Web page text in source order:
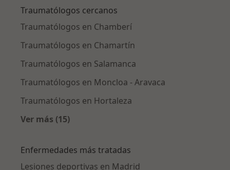
Traumatólogos cercanos
Traumatólogos en Chamberí
Traumatólogos en Chamartín
Traumatólogos en Salamanca
Traumatólogos en Moncloa - Aravaca
Traumatólogos en Hortaleza
Ver más (15)
Enfermedades más tratadas
Lesiones deportivas en Madrid